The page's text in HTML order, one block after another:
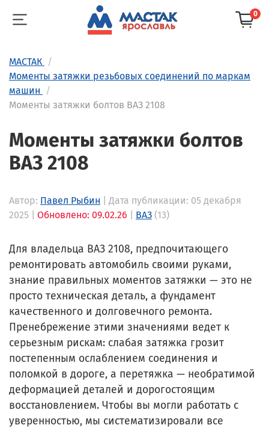
0
МАСТАК
Моменты затяжки резьбовых соединений по маркам
машин
Моменты затяжки болтов ВАЗ 2108
Моменты затяжки болтов
ВАЗ 2108
Автор: Павел Рыбин | Дата публикации: 05 декабря
2025 | Обновлено: 09.02.26 ВАЗ (13)
Для владельца ВАЗ 2108, предпочитающего
ремонтировать автомобиль своими руками,
знание правильных моментов затяжки — это не
просто техническая деталь, а фундамент
качественного и долговечного ремонта.
Пренебрежение этими значениями ведет к
серьезным рискам: слабая затяжка грозит
постепенным ослаблением соединения и
поломкой в дороге, а перетяжка — необратимой
деформацией деталей и дорогостоящим
восстановлением. Чтобы вы могли работать с
уверенностью, мы систематизировали все